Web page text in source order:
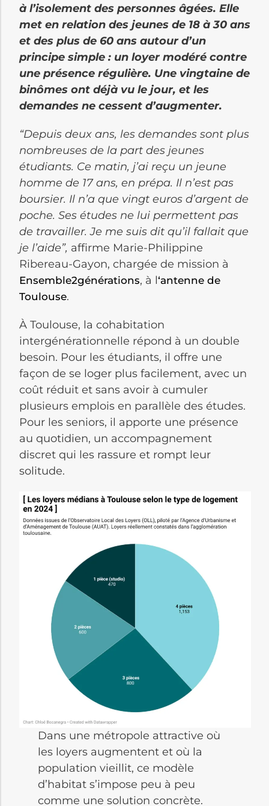
à l’isolement des personnes âgées. Elle
met en relation des jeunes de 18 à 30 ans
et des plus de 60 ans autour d’un
principe simple : un loyer modéré contre
une présence régulière. Une vingtaine de
binômes ont déjà vu le jour, et les
demandes ne cessent d’augmenter.
“Depuis deux ans, les demandes sont plus
nombreuses de la part des jeunes
étudiants. Ce matin, j’ai reçu un jeune
homme de 17 ans, en prépa. Il n’est pas
boursier. Il n’a que vingt euros d’argent de
poche. Ses études ne lui permettent pas
de travailler. Je me suis dit qu’il fallait que
je l’aide”, affirme Marie-Philippine
Ribereau-Gayon, chargée de mission à
Ensemble2générations, à l‘antenne de
Toulouse.
À Toulouse, la cohabitation
intergénérationnelle répond à un double
besoin. Pour les étudiants, il offre une
façon de se loger plus facilement, avec un
coût réduit et sans avoir à cumuler
plusieurs emplois en parallèle des études.
Pour les seniors, il apporte une présence
au quotidien, un accompagnement
discret qui les rassure et rompt leur
solitude.
Dans une métropole attractive où
les loyers augmentent et où la
population vieillit, ce modèle
d’habitat s’impose peu à peu
comme une solution concrète.